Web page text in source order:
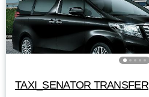
TAXI_SENATOR TRANSFER